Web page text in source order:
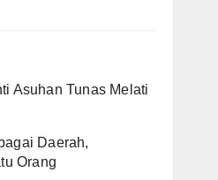
Asuhan Tunas Melati
Daerah,
Orang